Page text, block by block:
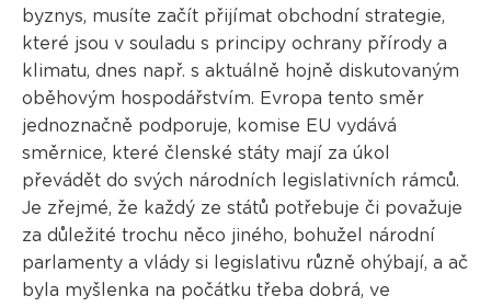
byznys, musíte začít přijímat obchodní strategie,
které jsou v souladu s principy ochrany přírody a
klimatu, dnes např. s aktuálně hojně diskutovaným
oběhovým hospodářstvím. Evropa tento směr
jednoznačně podporuje, komise EU vydává
směrnice, které členské státy mají za úkol
převádět do svých národních legislativních rámců.
Je zřejmé, že každý ze států potřebuje či považuje
za důležité trochu něco jiného, bohužel národní
parlamenty a vlády si legislativu různě ohýbají, a ač
byla myšlenka na počátku třeba dobrá, ve